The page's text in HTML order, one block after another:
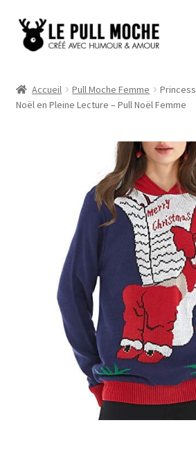
Aller
Aller
au
Pull Noël Femme
Pull Noël Promo
Accueil Pull Moche Femme
Noël en Pleine Lecture – Pull Noël Femme